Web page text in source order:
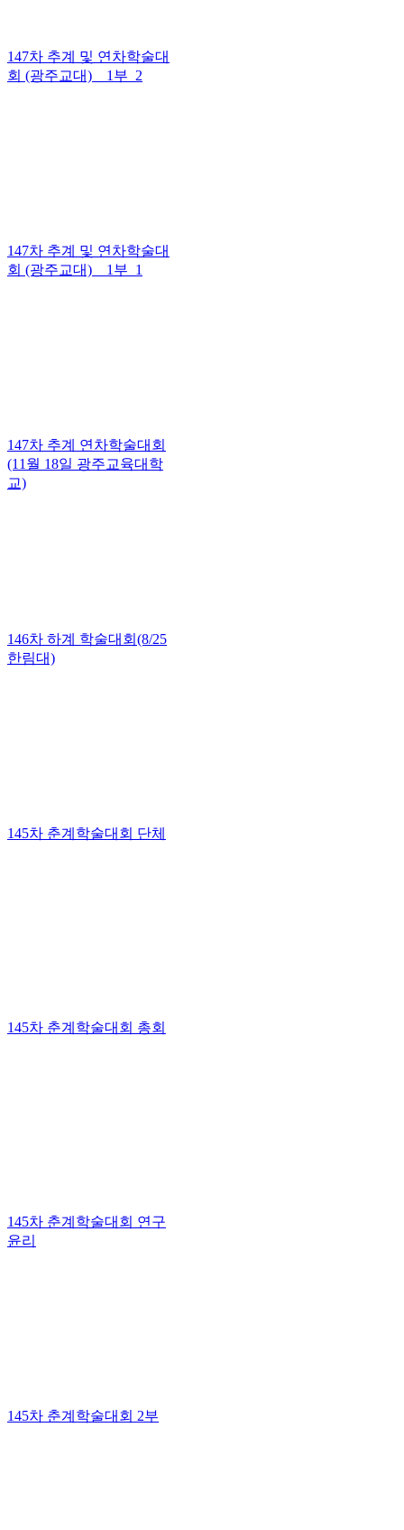
147차 추계 및 연차학술대
회 (광주교대) _ 1부_2
147차 추계 및 연차학술대
회 (광주교대) _ 1부_1
147차 추계 연차학술대회
(11월 18일 광주교육대학
교)
146차 하계 학술대회(8/25
한림대)
145차 춘계학술대회 단체
145차 춘계학술대회 총회
145차 춘계학술대회 연구
윤리
145차 춘계학술대회 2부